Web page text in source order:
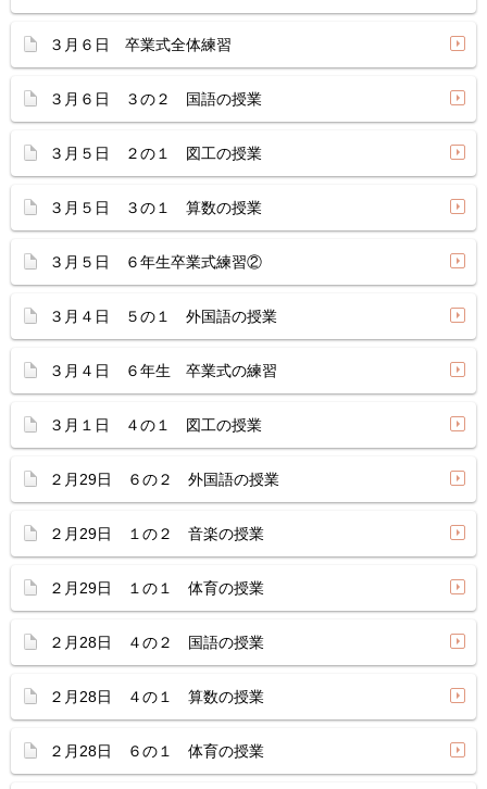
３月６日 卒業式全体練習
３月６日 ３の２ 国語の授業
３月５日 ２の１ 図工の授業
３月５日 ３の１ 算数の授業
３月５日 ６年生卒業式練習②
３月４日 ５の１ 外国語の授業
３月４日 ６年生 卒業式の練習
３月１日 ４の１ 図工の授業
２月29日 ６の２ 外国語の授業
２月29日 １の２ 音楽の授業
２月29日 １の１ 体育の授業
２月28日 ４の２ 国語の授業
２月28日 ４の１ 算数の授業
２月28日 ６の１ 体育の授業